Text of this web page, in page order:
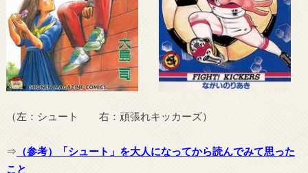
（左：シュート 右：頑張れキッカーズ）
⇒ （参考）「シュート」を大人になってから読んでみて思った
こと